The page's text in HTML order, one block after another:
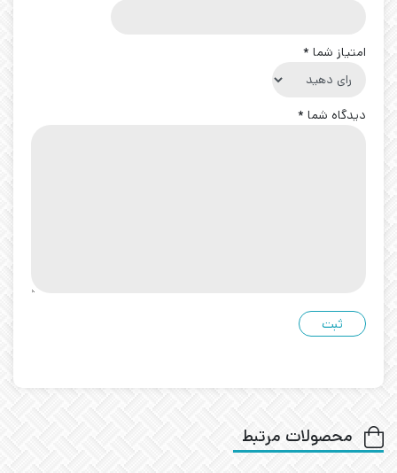
امتیاز شما *
دیدگاه شما *
محصولات مرتبط